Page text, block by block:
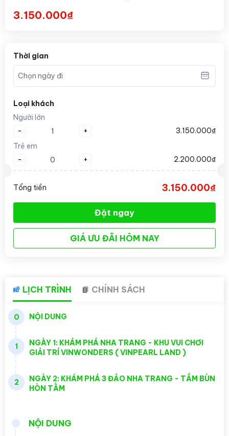
3.150.000₫
Thời gian
Loại khách
Người lớn
-
+
3.150.000₫
Trẻ em
-
+ 2.200.000₫
Tổng tiền 3.150.000₫
Đặt ngay
GIÁ ƯU ĐÃI HÔM NAY
LỊCH TRÌNH CHÍNH SÁCH
0 NỘI DUNG
1
NGÀY 1: KHÁM PHÁ NHA TRANG - KHU VUI CHƠI
GIẢI TRÍ VINWONDERS ( VINPEARL LAND )
2
NGÀY 2: KHÁM PHÁ 3 ĐẢO NHA TRANG - TẮM BÙN
HÒN TẰM
NỘI DUNG